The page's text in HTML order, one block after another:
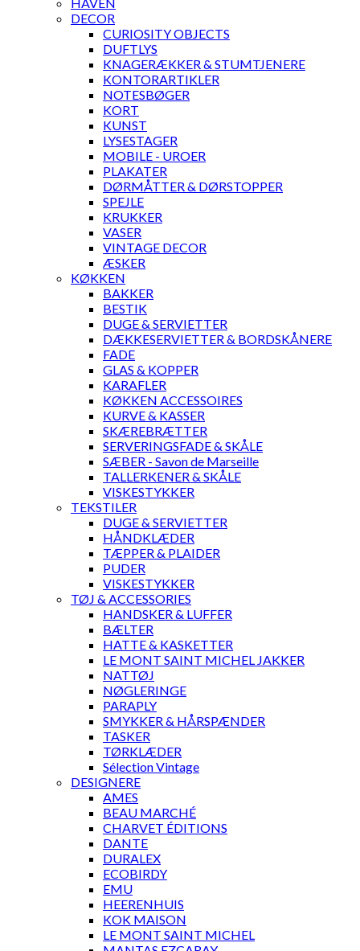
DECOR
CURIOSITY OBJECTS
DUFTLYS
KNAGERÆKKER & STUMTJENERE
KONTORARTIKLER
NOTESBØGER
KORT
KUNST
LYSESTAGER
MOBILE - UROER
PLAKATER
DØRMÅTTER & DØRSTOPPER
SPEJLE
KRUKKER
VASER
VINTAGE DECOR
ÆSKER
KØKKEN
BAKKER
BESTIK
DUGE & SERVIETTER
DÆKKESERVIETTER & BORDSKÅNERE
FADE
GLAS & KOPPER
KARAFLER
KØKKEN ACCESSOIRES
KURVE & KASSER
SKÆREBRÆTTER
SERVERINGSFADE & SKÅLE
SÆBER - Savon de Marseille
TALLERKENER & SKÅLE
VISKESTYKKER
TEKSTILER
DUGE & SERVIETTER
HÅNDKLÆDER
TÆPPER & PLAIDER
PUDER
VISKESTYKKER
TØJ & ACCESSORIES
HANDSKER & LUFFER
BÆLTER
HATTE & KASKETTER
LE MONT SAINT MICHEL JAKKER
NATTØJ
NØGLERINGE
PARAPLY
SMYKKER & HÅRSPÆNDER
TASKER
TØRKLÆDER
Sélection Vintage
DESIGNERE
AMES
BEAU MARCHÉ
CHARVET ÉDITIONS
DANTE
DURALEX
ECOBIRDY
EMU
HEERENHUIS
KOK MAISON
LE MONT SAINT MICHEL